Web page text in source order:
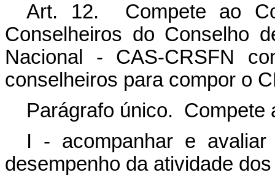
Art. 12. Compete ao
Conselheiros do Conselho
Nacional - CAS-CRSFN
conselheiros para compor o
Parágrafo único. Compete
I - acompanhar e
desempenho da atividade